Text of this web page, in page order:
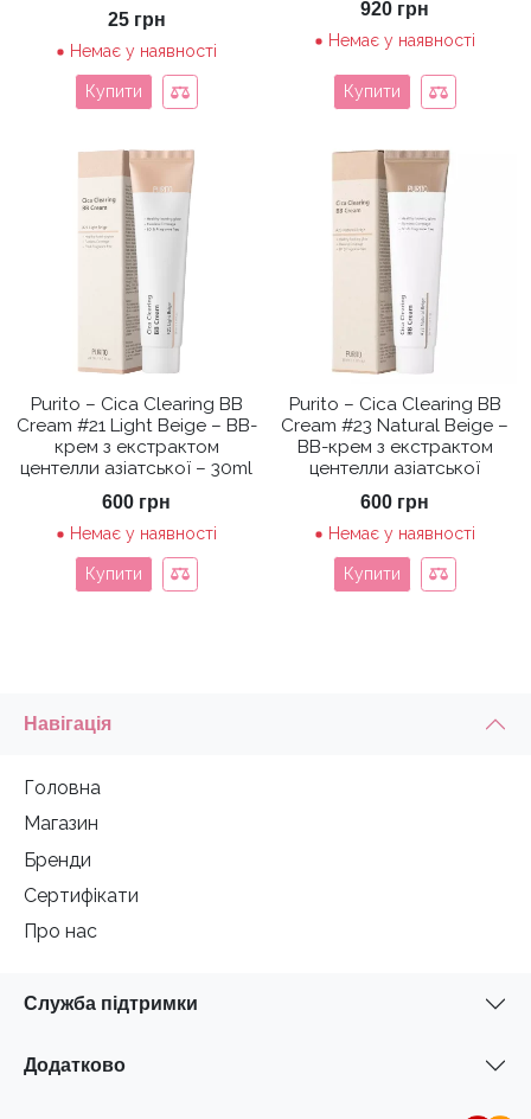
25 грн
Немає у наявності
Купити
920 грн
Немає у наявності
Купити
Purito – Cica Clearing BB
Cream #21 Light Beige – BB-
крем з екстрактом
центелли азіатської – 30ml
600 грн
Немає у наявності
Купити
Purito – Cica Clearing BB
Cream #23 Natural Beige –
BB-крем з екстрактом
центелли азіатської
600 грн
Немає у наявності
Купити
Навігація
Головна
Магазин
Бренди
Сертифікати
Про нас
Служба підтримки
Додатково